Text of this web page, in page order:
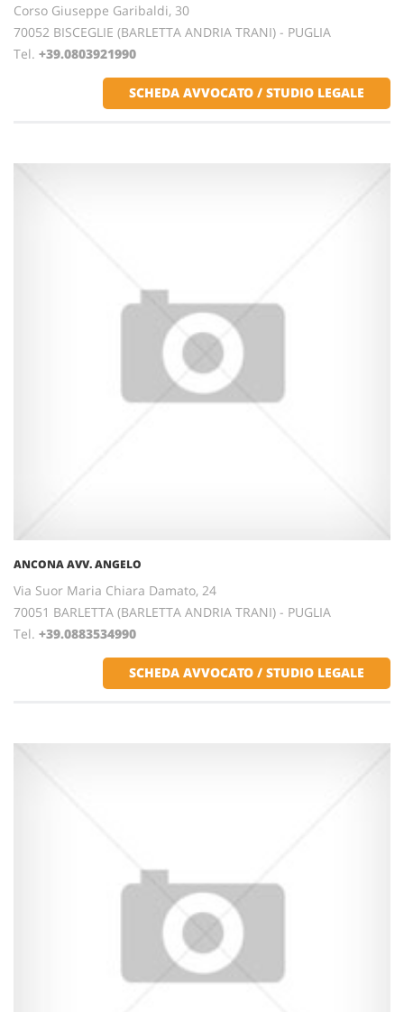
Corso Giuseppe Garibaldi, 30
70052 BISCEGLIE (BARLETTA ANDRIA TRANI) - PUGLIA
Tel. +39.0803921990
SCHEDA AVVOCATO / STUDIO LEGALE
ANCONA AVV. ANGELO
Via Suor Maria Chiara Damato, 24
70051 BARLETTA (BARLETTA ANDRIA TRANI) - PUGLIA
Tel. +39.0883534990
SCHEDA AVVOCATO / STUDIO LEGALE